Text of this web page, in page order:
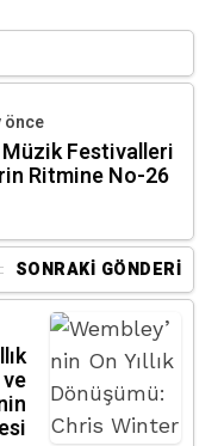
önce
Festivalleri
Ritmine No-26
SONRAKI GÖNDERI